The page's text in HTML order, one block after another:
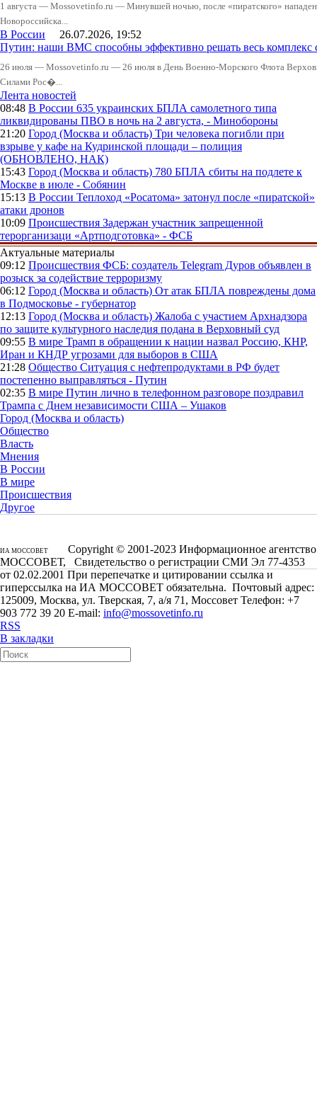
1 августа — Mossovetinfo.ru — Минувшей ночью, после «пиратского»
Новороссийска...
В России 26.07.2026, 19:52
Путин: наши ВМС способны эффективно решать весь комплекс
26 июля — Mossovetinfo.ru — 26 июля в День Военно-Морского Флота
Силами Рос�...
Лента новостей
08:48 В России 635 украинских БПЛА самолетного типа
ликвидированы ПВО в ночь на 2 августа, - Минобороны
21:20 Город (Москва и область) Три человека погибли при
взрыве у кафе на Кудринской площади – полиция
(ОБНОВЛЕНО, НАК)
15:43 Город (Москва и область) 780 БПЛА сбиты на подлете к
Москве в июле - Собянин
15:13 В России Теплоход «Росатома» затонул после «пиратской»
атаки дронов
10:09 Происшествия Задержан участник запрещенной
терорганизаци «Артподготовка» - ФСБ
Актуальные материалы
09:12 Происшествия ФСБ: создатель Telegram Дуров объявлен в
розыск за содействие терроризму
06:12 Город (Москва и область) От атак БПЛА повреждены дома
в Подмосковье - губернатор
12:13 Город (Москва и область) Жалоба с участием Архнадзора
по защите культурного наследия подана в Верховный суд
09:55 В мире Трамп в обращении к нации назвал Россию, КНР,
Иран и КНДР угрозами для выборов в США
21:28 Общество Ситуация с нефтепродуктами в РФ будет
постепенно выправляться - Путин
02:35 В мире Путин лично в телефонном разговоре поздравил
Трампа с Днем независимости США – Ушаков
Город (Москва и область)
Общество
Власть
Мнения
В России
В мире
Происшествия
Другое
ИА МОССОВЕТ
Copyright © 2001-2023 Информационное агентство
МОССОВЕТ, Свидетельство о регистрации СМИ Эл 77-4353
от 02.02.2001 При перепечатке и цитировании ссылка и
гиперссылка на ИА МОССОВЕТ обязательна. Почтовый адрес:
125009, Москва, ул. Тверская, 7, а/я 71, Моссовет Телефон: +7
903 772 39 20 E-mail: info@mossovetinfo.ru
RSS
В закладки